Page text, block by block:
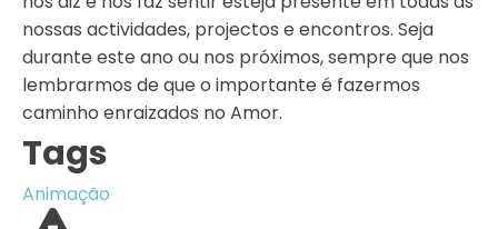
nossas actividades, projectos e encontros. Seja
durante este ano ou nos próximos, sempre que nos
lembrarmos de que o importante é fazermos
caminho enraizados no Amor.
Tags
Animação